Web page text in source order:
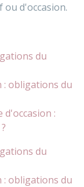
ou d'occasion.
du
: obligations du
d'occasion :
du
: obligations du